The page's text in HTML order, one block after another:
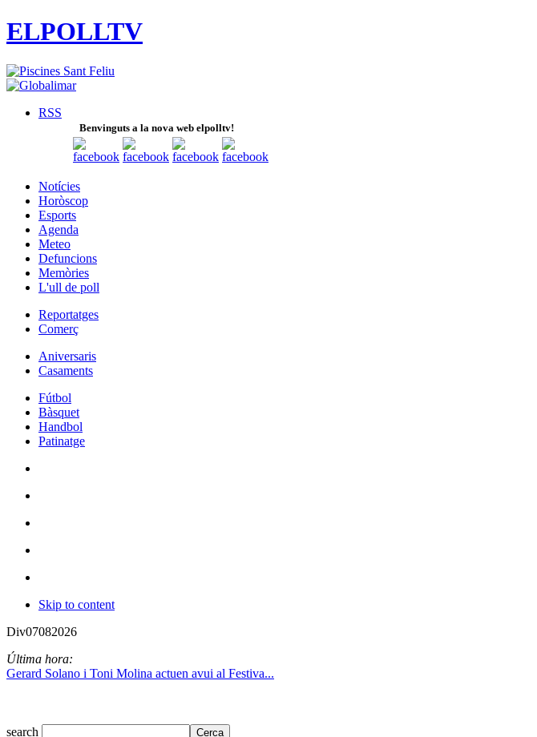
ELPOLLTV
RSS
Benvinguts a la nova web elpolltv!
Notícies
Horòscop
Esports
Agenda
Meteo
Defuncions
Memòries
L'ull de poll
Reportatges
Comerç
Aniversaris
Casaments
Fútbol
Bàsquet
Handbol
Patinatge
Skip to content
Div07082026
Última hora:
Gerard Solano i Toni Molina actuen avui al Festiva...
search